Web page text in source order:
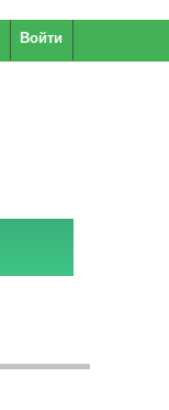
Войти